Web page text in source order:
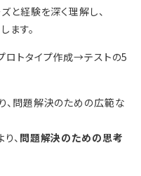
と経験を深く理解し、
ます。
トタイプ作成→テストの5
、問題解決のための広範な
、 問題解決のための思考